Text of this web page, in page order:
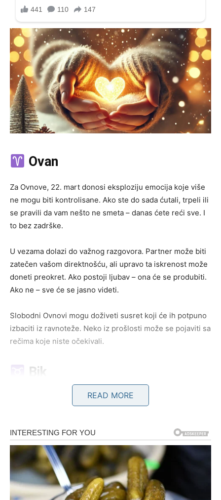
Ovan
Za Ovnovе, 22. mart donosi eksploziju emocija koje više
ne mogu biti kontrolisane. Ako ste do sada ćutali, trpeli ili
se pravili da vam nešto ne smeta – danas ćete reći sve. I
to bez zadrške.
U vezama dolazi do važnog razgovora. Partner može biti
zatečen vašom direktnošću, ali upravo ta iskrenost može
doneti preokret. Ako postoji ljubav – ona će se produbiti.
Ako ne – sve će se jasno videti.
Slobodni Ovnovi mogu doživeti susret koji će ih potpuno
izbaciti iz ravnoteže. Neko iz prošlosti može se pojaviti sa
rečima koje niste očekivali.
Bik
Bikovi danas ulaze u fazu emotivnog razotkrivanja. Vi ste
Ako ste skrivali emocije – sada ćete ih priznati. Ako ste
sumnjali – danas ćete dobiti odgovor. Nema više
nagađanja.
READ MORE